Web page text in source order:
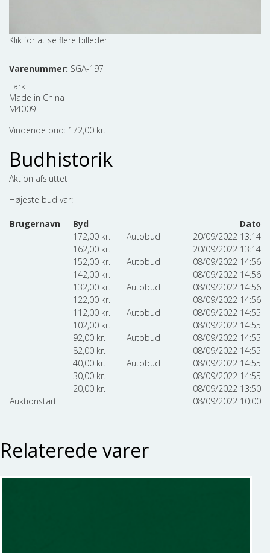
Varenummer: SGA-197
Lark
Made in China
M4009
Vindende bud: 172,00 kr.
Budhistorik
Aktion afsluttet
Højeste bud var:
Brugernavn Byd
Dato
172,00 kr. Autobud
20/09/2022 13:14
162,00 kr.
20/09/2022 13:14
152,00 kr. Autobud
08/09/2022 14:56
142,00 kr.
08/09/2022 14:56
132,00 kr. Autobud
08/09/2022 14:56
122,00 kr.
08/09/2022 14:56
112,00 kr. Autobud
08/09/2022 14:55
102,00 kr.
08/09/2022 14:55
92,00 kr. Autobud
08/09/2022 14:55
82,00 kr.
08/09/2022 14:55
40,00 kr. Autobud
08/09/2022 14:55
30,00 kr.
08/09/2022 14:55
20,00 kr.
08/09/2022 13:50
Auktionstart
08/09/2022 10:00
Relaterede varer